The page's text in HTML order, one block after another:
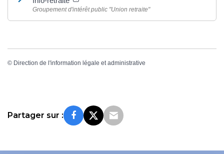
Groupement d'intérêt public "Union retraite"
© Direction de l'information légale et administrative
Partager sur :